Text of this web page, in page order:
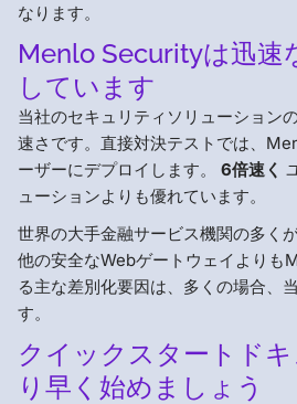
なります。
Menlo Securityは迅速
しています
当社のセキュリティソリューション
速さです。直接対決テストでは、
ーザーにデプロイします。 6倍速く
ューションよりも優れています。
世界の大手金融サービス機関の多く
他の安全なWebゲートウェイより
る主な差別化要因は、多くの場合、
す。
クイックスタートド
り早く始めましょう